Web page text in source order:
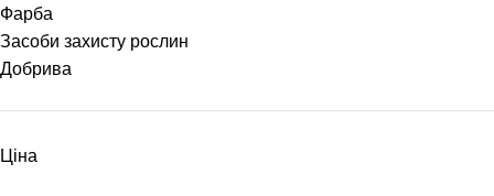
Фарба
Засоби захисту рослин
Добрива
Ціна